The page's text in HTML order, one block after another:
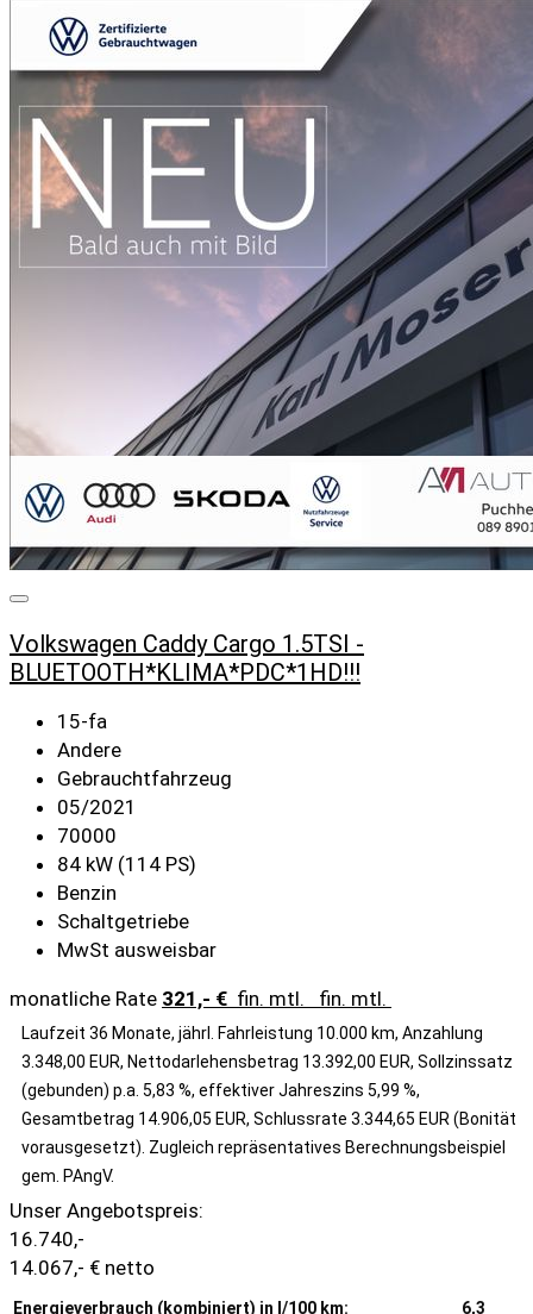
Volkswagen Caddy Cargo 1.5TSI -
BLUETOOTH*KLIMA*PDC*1HD!!!
15-fa
Andere
Gebrauchtfahrzeug
05/2021
70000
84 kW (114 PS)
Benzin
Schaltgetriebe
MwSt ausweisbar
monatliche Rate 321,- € fin. mtl. fin. mtl.
Laufzeit 36 Monate, jährl. Fahrleistung 10.000 km, Anzahlung
3.348,00 EUR, Nettodarlehensbetrag 13.392,00 EUR, Sollzinssatz
(gebunden) p.a. 5,83 %, effektiver Jahreszins 5,99 %,
Gesamtbetrag 14.906,05 EUR, Schlussrate 3.344,65 EUR (Bonität
vorausgesetzt). Zugleich repräsentatives Berechnungsbeispiel
gem. PAngV.
Unser Angebotspreis:
16.740,-
14.067,- € netto
Energieverbrauch (kombiniert) in l/100 km: 6,3